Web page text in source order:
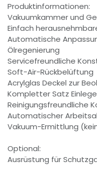
Produktinformationen:
Vakuumkammer und
Einfach
Automatische
Ölregenierung
Servicefreundliche
Soft-Air-Rückbelüftung
Acrylglas Deckel zur
Kompletter Satz
Reinigungsfreundliche
Automatischer
Vakuum-Ermittlung
Optional:
Ausrüstung für